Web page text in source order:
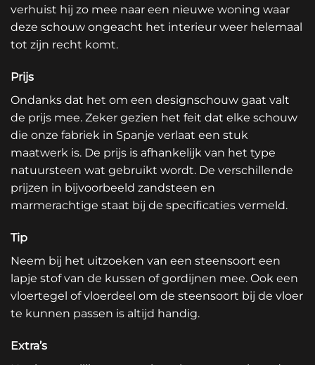
verhuist hij zo mee naar een nieuwe woning waar
deze schouw ongeacht het interieur weer helemaal
tot zijn recht komt.
Prijs
Ondanks dat het om een designschouw gaat valt
de prijs mee. Zeker gezien het feit dat elke schouw
die onze fabriek in Spanje verlaat een stuk
maatwerk is. De prijs is afhankelijk van het type
natuursteen wat gebruikt wordt. De verschillende
prijzen in bijvoorbeeld zandsteen en
marmerachtige staat bij de specificaties vermeld.
Tip
Neem bij het uitzoeken van een steensoort een
lapje stof van de kussen of gordijnen mee. Ook een
vloertegel of vloerdeel om de steensoort bij de vloer
te kunnen passen is altijd handig.
Extra’s